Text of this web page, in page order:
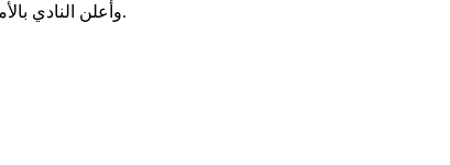
وأعلن النادي بالأمس عن مد فترة الاخبارات لثلاثة أيام إضافية بسبب الإقبال الكبير، بدءًا من الثلاثاء المقبل وحتى يوم الخميس.